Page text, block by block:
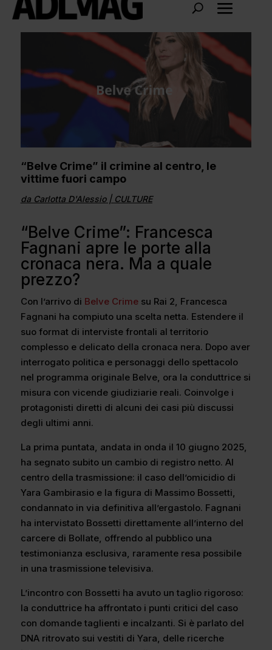
“Belve Crime” il crimine al centro, le
vittime fuori campo
da Carlotta D'Alessio| CULTURE
“Belve Crime”: Francesca
Fagnani apre le porte alla
cronaca nera. Ma a quale
prezzo?
Con l’arrivo di Belve Crimesu Rai 2, Francesca
Fagnani ha compiuto una scelta netta. Estendere il
suo format di interviste frontali al territorio
complesso e delicato della cronaca nera. Dopo aver
interrogato politica e personaggi dello spettacolo
nel programma originale Belve, ora la conduttrice si
misura con vicende giudiziarie reali. Coinvolge i
protagonisti diretti di alcuni dei casi più discussi
degli ultimi anni.
La prima puntata, andata in onda il 10 giugno 2025,
ha segnato subito un cambio di registro netto. Al
centro della trasmissione: il caso dell’omicidio di
Yara Gambirasio e la figura di Massimo Bossetti,
condannato in via definitiva all’ergastolo. Fagnani
ha intervistato Bossetti direttamente all’interno del
carcere di Bollate, offrendo al pubblico una
testimonianza esclusiva, raramente resa possibile
in una trasmissione televisiva.
L’incontro con Bossetti ha avuto un taglio rigoroso:
la conduttrice ha affrontato i punti critici del caso
con domande taglienti e incalzanti. Si è parlato del
DNA ritrovato sui vestiti di Yara, delle ricerche